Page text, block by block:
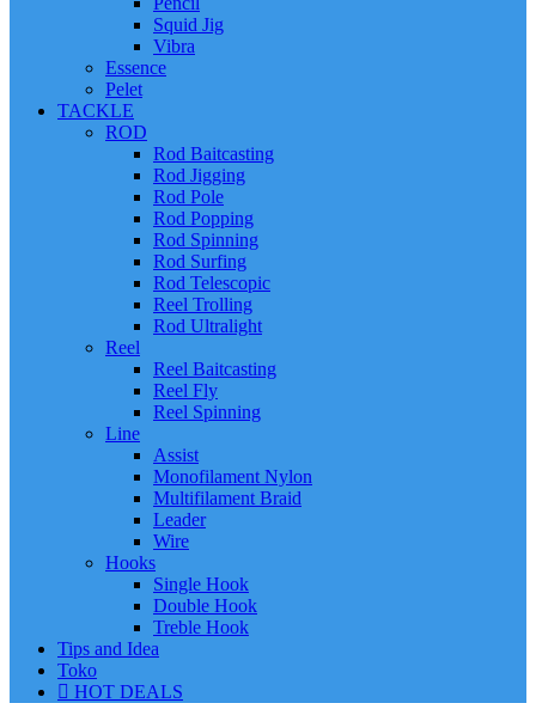
Squid Jig
Vibra
Essence
Pelet
TACKLE
ROD
Rod Baitcasting
Rod Jigging
Rod Pole
Rod Popping
Rod Spinning
Rod Surfing
Rod Telescopic
Reel Trolling
Rod Ultralight
Reel
Reel Baitcasting
Reel Fly
Reel Spinning
Line
Assist
Monofilament Nylon
Multifilament Braid
Leader
Wire
Hooks
Single Hook
Double Hook
Treble Hook
Tips and Idea
Toko
HOT DEALS